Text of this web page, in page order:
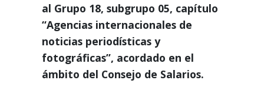
al Grupo 18, subgrupo 05, capítulo
“Agencias internacionales de
noticias periodísticas y
fotográficas”, acordado en el
ámbito del Consejo de Salarios.